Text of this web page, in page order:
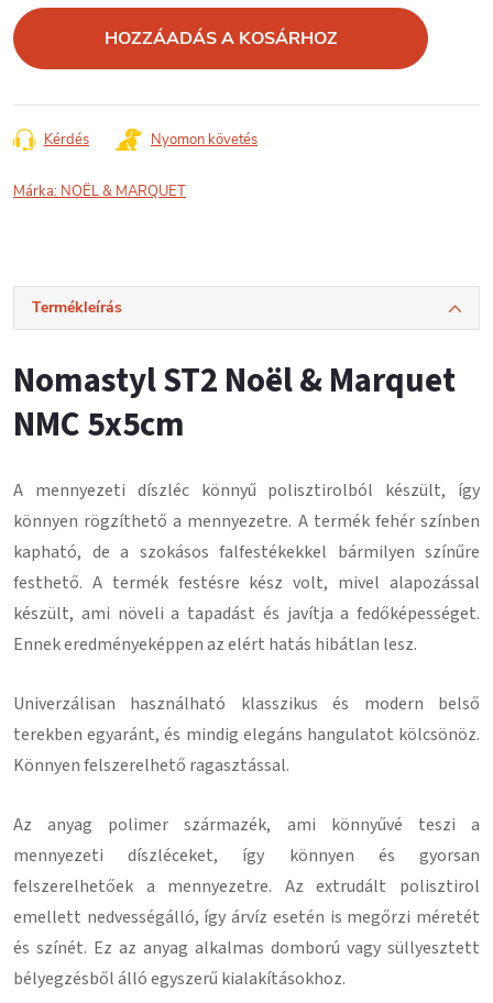
HOZZÁADÁS A KOSÁRHOZ
Kérdés Nyomon követés
Márka: NOËL & MARQUET
Termékleírás
Nomastyl ST2 Noël & Marquet
NMC 5x5cm
A mennyezeti díszléc könnyű polisztirolból készült, így
könnyen rögzíthető a mennyezetre. A termék fehér színben
kapható, de a szokásos falfestékekkel bármilyen színűre
festhető. A termék festésre kész volt, mivel alapozással
készült, ami növeli a tapadást és javítja a fedőképességet.
Ennek eredményeképpen az elért hatás hibátlan lesz.
Univerzálisan használható klasszikus és modern belső
terekben egyaránt, és mindig elegáns hangulatot kölcsönöz.
Könnyen felszerelhető ragasztással.
Az anyag polimer származék, ami könnyűvé teszi a
mennyezeti díszléceket, így könnyen és gyorsan
felszerelhetőek a mennyezetre. Az extrudált polisztirol
emellett nedvességálló, így árvíz esetén is megőrzi méretét
és színét. Ez az anyag alkalmas domború vagy süllyesztett
bélyegzésből álló egyszerű kialakításokhoz.